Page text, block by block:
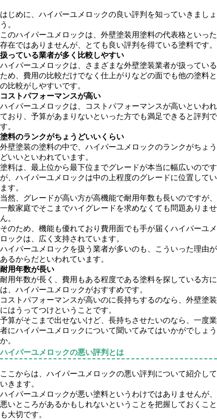
はじめに、ハイパーユメロックの良い評判を知っていきましょ
う。
このハイパーユメロックは、外壁塗装用塗料の代表格といった
存在ではありませんが、とても良い評判を得ている塗料です。
扱っている業者が多く比較しやすい
ハイパーユメロックは、さまざまな外壁塗装業者が扱っている
ため、費用の比較だけでなく仕上がりなどの面でも他の塗料と
の比較がしやすいです。
コストパフォーマンスが高い
ハイパーユメロックは、コストパフォーマンスが高いといわれ
ており、予算があまりないといった方でも満足できると評判で
す。
塗料のランクがちょうどいいくらい
外壁塗装の塗料の中で、ハイパーユメロックのランクがちょう
どいいといわれています。
塗料は、最上位から最下位までグレードが本当に幅広いのです
が、ハイパーユメロックは中の上程度のグレードに位置してい
ます。
当然、グレードが高い方が高機能で耐用年数も長いのですが、
一般家庭でそこまでハイグレードを求めなくても問題ありませ
ん。
そのため、機能も優れており費用面でも手が届くハイパーユメ
ロックは、広く支持されています。
ハイパーユメロックを扱う業者が多いのも、こういった理由が
あるからだといわれています。
耐用年数が長い
耐用年数が長く、費用もある程度である塗料を探している方に
は、ハイパーユメロックがおすすめです。
コストパフォーマンスが高いのに長持ちするのなら、外壁塗装
にはうってつけということです。
予算がそこまで出せないけど、長持ちさせたいのなら、一度業
者にハイパーユメロックについて聞いてみてはいかがでしょう
か。
ハイパーユメロックの悪い評判とは
ここからは、ハイパーユメロックの悪い評判について紹介して
いきます。
ハイパーユメロックが悪い塗料というわけではありませんが、
悪いところがあるかもしれないということを把握しておくこと
も大切です。